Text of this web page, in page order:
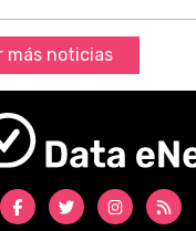
más noticias